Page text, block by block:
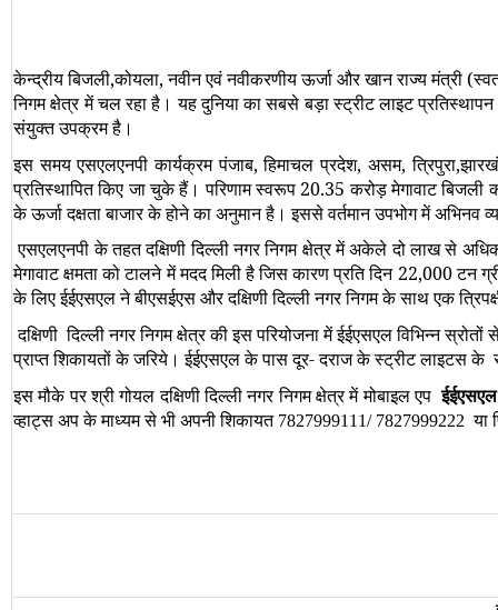
केन्‍द्रीय बिजली,कोयला, नवीन एवं नवीकरणीय ऊर्जा और खान राज्‍य मंत्री
निगम क्षेत्र में चल रहा है। यह दुनिया का सबसे बड़ा स्‍ट्रीट लाइट
संयुक्‍त उपक्रम है।
इस समय एसएलएनपी कार्यक्रम पंजाब, हिमाचल प्रदेश, असम,
प्रतिस्‍थापित किए जा चुके हैं। परिणाम स्‍वरूप 20.35 करोड़ मेगावाट
के ऊर्जा दक्षता बाजार के होने का अनुमान है। इससे वर्तमान उपभोग में
एसएलएनपी के तहत दक्षिणी दिल्‍ली नगर निगम क्षेत्र में अकेले दो लाख से
मेगावाट क्षमता को टालने में मदद मिली है जिस कारण प्रति दिन 22,000
के लिए ईईएसएल ने बीएसईएस और दक्षिणी दिल्‍ली नगर निगम के साथ एक
दक्षिणी दिल्‍ली नगर निगम क्षेत्र की इस परियोजना में ईईएसएल विभिन्‍न
प्राप्‍त शिकायतों के जरिये। ईईएसएल के पास दूर- दराज के स्‍ट्रीट लाइटस
इस मौके पर श्री गोयल दक्षिणी दिल्‍ली नगर निगम क्षेत्र में मोबाइल एप
व्‍हाट्स अप के माध्‍यम से भी अपनी शिकायत 7827999111/ 7827999222 या